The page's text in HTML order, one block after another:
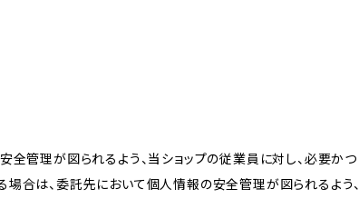
全管理が図られるよう、当ショップの従業員に対し、必要かつ
合は、委託先において個人情報の安全管理が図られるよう、